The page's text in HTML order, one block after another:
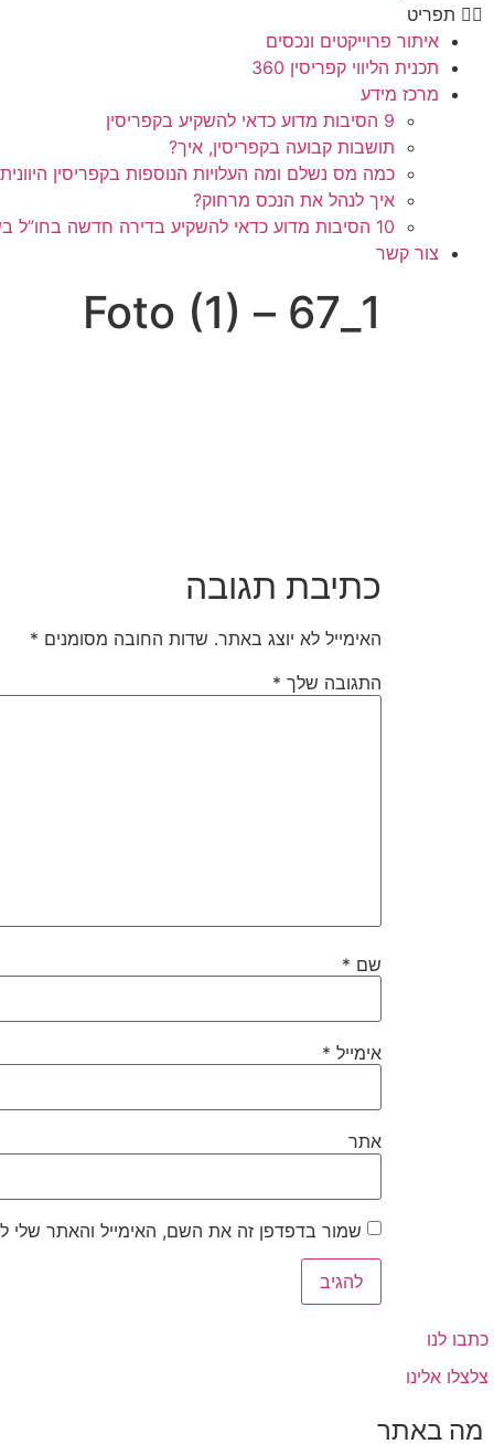
תפריט
איתור פרוייקטים ונכסים
תכנית הליווי קפריסין 360
מרכז מידע
9 הסיבות מדוע כדאי להשקיע בקפריסין
תושבות קבועה בקפריסין, איך?
כמה מס נשלם ומה העלויות הנוספות בקפריסין
איך לנהל את הנכס מרחוק?
10 הסיבות מדוע כדאי להשקיע בדירה חדשה בחו”ל בשלב הפריסייל
צור קשר
1_67 – Foto (1)
כתיבת תגובה
האימייל לא יוצג באתר. שדות החובה מסומנים *
התגובה שלך *
שם *
אימייל *
אתר
שמור בדפדפן זה את השם, האימייל והאתר שלי
כתבו לנו
צלצלו אלינו
מה באתר